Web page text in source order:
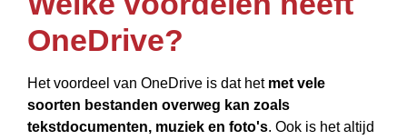
OneDrive?
Het voordeel van OneDrive is dat het met vele
soorten bestanden overweg kan zoals
tekstdocumenten, muziek en foto's. Ook is het altijd